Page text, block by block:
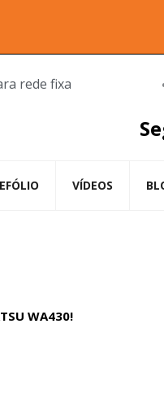
rede fixa
VÍDEOS
WA430!